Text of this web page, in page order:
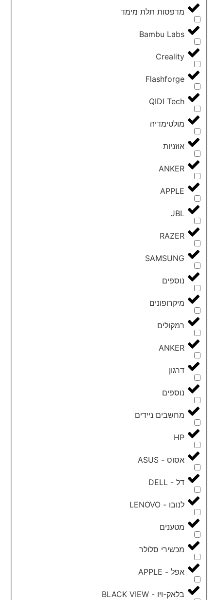
מדפסות תלת מימד
Bambu Labs
Creality
Flashforge
QIDI Tech
מולטימדיה
אוזניות
ANKER
APPLE
JBL
RAZER
SAMSUNG
נוספים
מיקרופונים
רמקולים
ANKER
דרגון
נוספים
מחשבים ניידים
HP
אסוס - ASUS
דל - DELL
לנובו - LENOVO
מטענים
מכשירי סלולר
אפל - APPLE
בלאק-ויו - BLACK VIEW